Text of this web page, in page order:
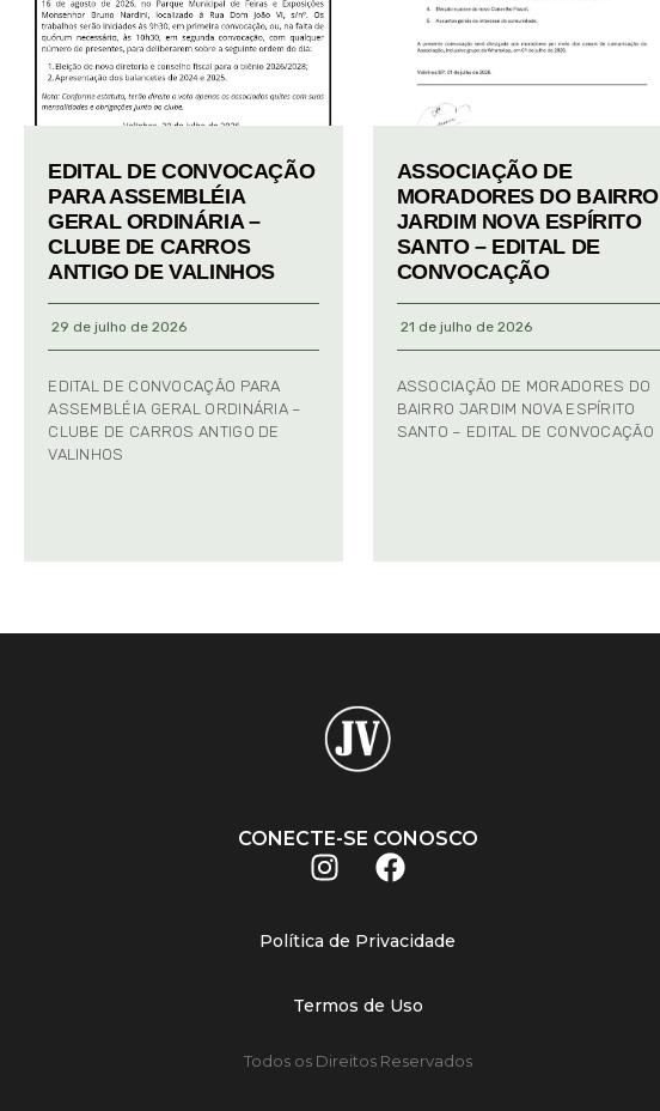
EDITAL DE CONVOCAÇÃO
PARA ASSEMBLÉIA
GERAL ORDINÁRIA –
CLUBE DE CARROS
ANTIGO DE VALINHOS
29 de julho de 2026
EDITAL DE CONVOCAÇÃO PARA
ASSEMBLÉIA GERAL ORDINÁRIA –
CLUBE DE CARROS ANTIGO DE
VALINHOS
ASSOCIAÇÃO DE
MORADORES DO BAIRRO
JARDIM NOVA ESPÍRITO
SANTO – EDITAL DE
CONVOCAÇÃO
21 de julho de 2026
ASSOCIAÇÃO DE MORADORES DO
BAIRRO JARDIM NOVA ESPÍRITO
SANTO – EDITAL DE CONVOCAÇÃO
CONECTE-SE CONOSCO
Política de Privacidade
Termos de Uso
Todos os Direitos Reservados